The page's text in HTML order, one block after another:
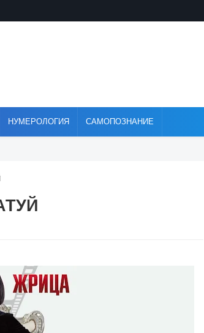
НУМЕРОЛОГИЯ САМОПОЗНАНИЕ